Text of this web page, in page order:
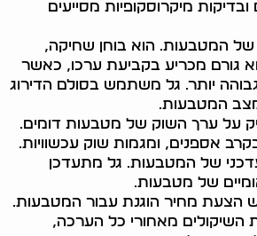
מיקרוסקופיות מסייעים
המטבעות. הוא בוחן שחיקה,
גורם מכריע בקביעת ערכו, כאשר
יותר. גל משתמש בסולם הדירוג
המטבעות.
על ערך השוק של מטבעות דומים.
אספנים, ומגמות שוק עכשוויות.
של המטבעות. גל מתעדכן
של מטבעות.
הצעת מחיר הוגנת עבור המטבעות.
מאחורי כל הערכה,